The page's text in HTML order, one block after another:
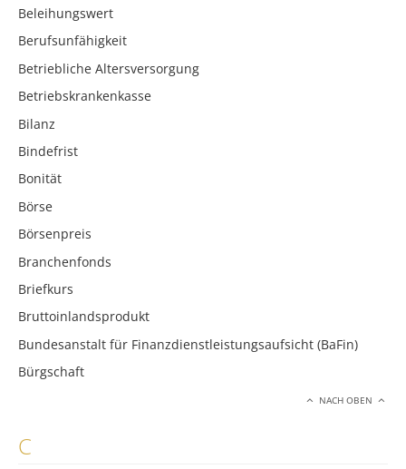
Beleihungswert
Berufsunfähigkeit
Betriebliche Altersversorgung
Betriebskrankenkasse
Bilanz
Bindefrist
Bonität
Börse
Börsenpreis
Branchenfonds
Briefkurs
Bruttoinlandsprodukt
Bundesanstalt für Finanzdienstleistungsaufsicht (BaFin)
Bürgschaft
NACH OBEN
C